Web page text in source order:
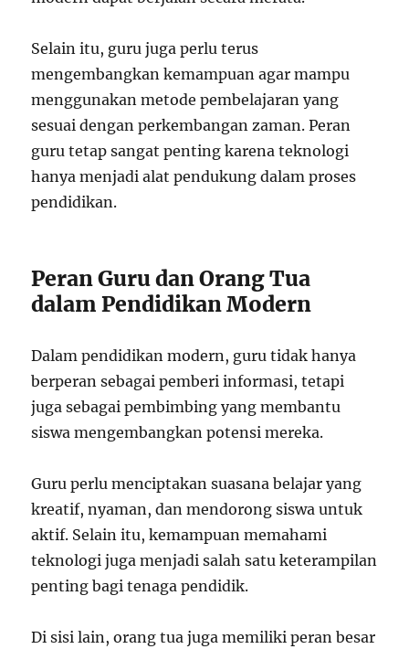
Selain itu, guru juga perlu terus
mengembangkan kemampuan agar mampu
menggunakan metode pembelajaran yang
sesuai dengan perkembangan zaman. Peran
guru tetap sangat penting karena teknologi
hanya menjadi alat pendukung dalam proses
pendidikan.
Peran Guru dan Orang Tua
dalam Pendidikan Modern
Dalam pendidikan modern, guru tidak hanya
berperan sebagai pemberi informasi, tetapi
juga sebagai pembimbing yang membantu
siswa mengembangkan potensi mereka.
Guru perlu menciptakan suasana belajar yang
kreatif, nyaman, dan mendorong siswa untuk
aktif. Selain itu, kemampuan memahami
teknologi juga menjadi salah satu keterampilan
penting bagi tenaga pendidik.
Di sisi lain, orang tua juga memiliki peran besar